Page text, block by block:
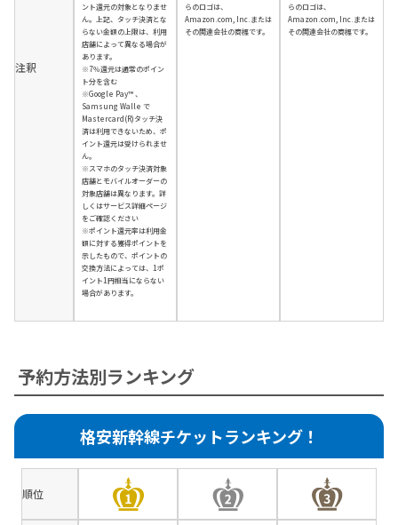
注釈
ント還元の対象となりませ
ん。上記、タッチ決済とな
らない金額の上限は、利用
店舗によって異なる場合が
あります。
※7％還元は通常のポイン
ト分を含む
※Google Pay™ 、
Samsung Walle で
Mastercard(R)タッチ決
済は利用できないため、ポ
イント還元は受けられませ
ん。
※スマホのタッチ決済対象
店舗とモバイルオーダーの
対象店舗は異なります。詳
しくはサービス詳細ページ
をご確認ください
※ポイント還元率は利用金
額に対する獲得ポイントを
示したもので、ポイントの
交換方法によっては、1ポ
イント1円相当にならない
場合があります。
らのロゴは、
Amazon.com, Inc.または
その関連会社の商標です。
らのロゴは、
Amazon.com, Inc.または
その関連会社の商標です。
予約方法別ランキング
格安新幹線チケットランキング！
順位